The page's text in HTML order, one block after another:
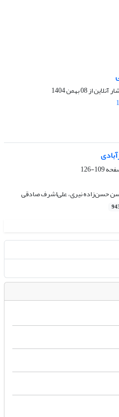
آنلاین از08 بهمن 1404
109-126
حسن‌زاده نیری، علی‌اشرف صادقی